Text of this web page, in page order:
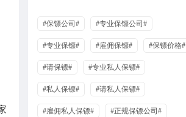
#保镖公司# #专业保镖公司#
#专业保镖# #雇佣保镖# #保镖价格#
#请保镖# #专业私人保镖#
#私人保镖# #请私人保镖#
#雇佣私人保镖# #正规保镖公司#